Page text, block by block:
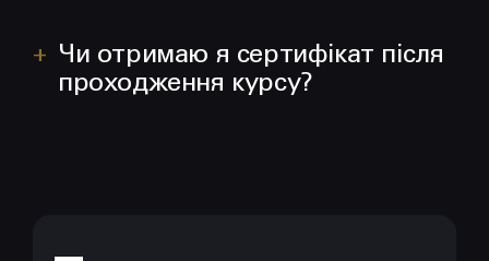
Чи отримаю я сертифікат після
проходження курсу?